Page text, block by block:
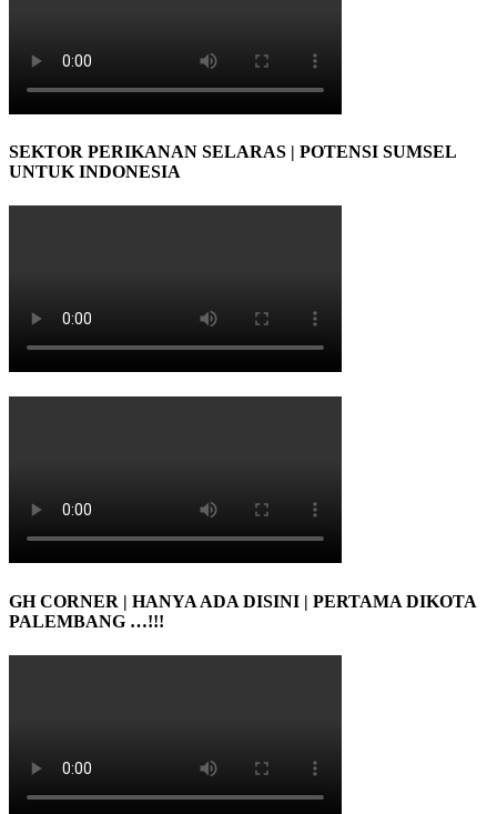
SEKTOR PERIKANAN SELARAS | POTENSI SUMSEL
UNTUK INDONESIA
GH CORNER | HANYA ADA DISINI | PERTAMA DIKOTA
PALEMBANG …!!!